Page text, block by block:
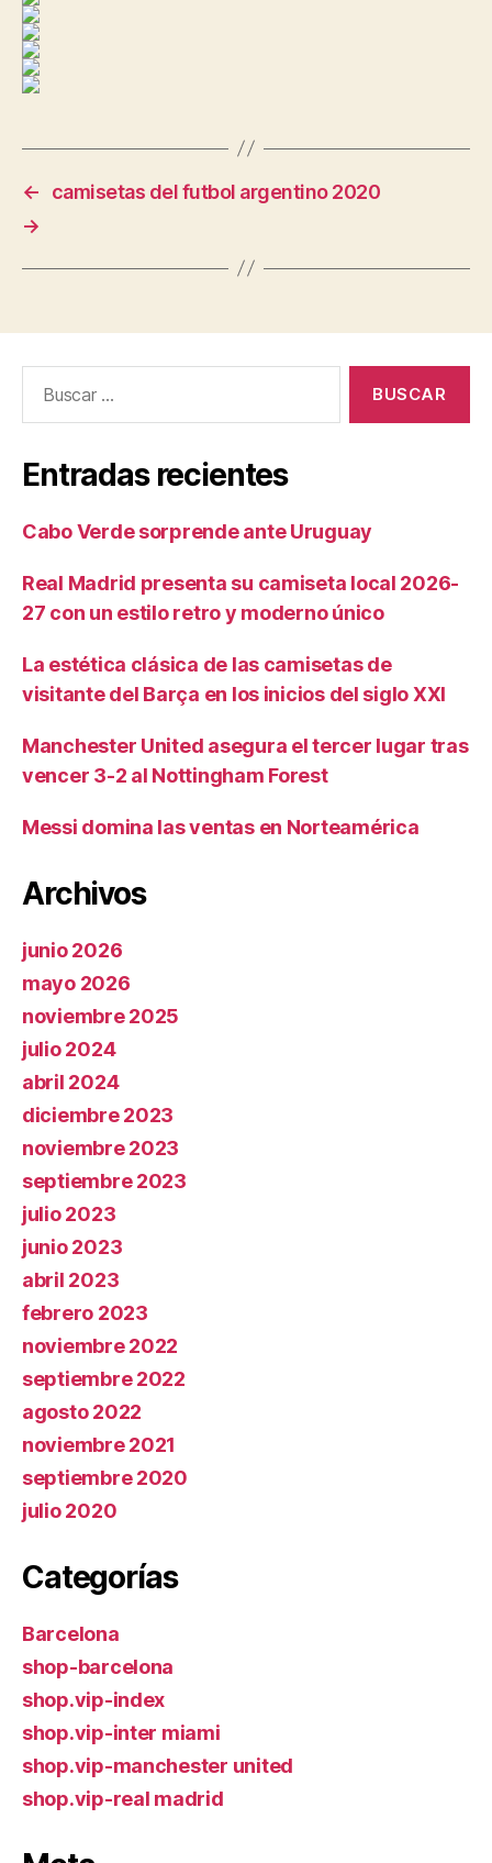
←
camisetas del futbol argentino 2020
→
Entradas recientes
Cabo Verde sorprende ante Uruguay
Real Madrid presenta su camiseta local 2026-
27 con un estilo retro y moderno único
La estética clásica de las camisetas de
visitante del Barça en los inicios del siglo XXI
Manchester United asegura el tercer lugar tras
vencer 3-2 al Nottingham Forest
Messi domina las ventas en Norteamérica
Archivos
junio 2026
mayo 2026
noviembre 2025
julio 2024
abril 2024
diciembre 2023
noviembre 2023
septiembre 2023
julio 2023
junio 2023
abril 2023
febrero 2023
noviembre 2022
septiembre 2022
agosto 2022
noviembre 2021
septiembre 2020
julio 2020
Categorías
Barcelona
shop-barcelona
shop.vip-index
shop.vip-inter miami
shop.vip-manchester united
shop.vip-real madrid